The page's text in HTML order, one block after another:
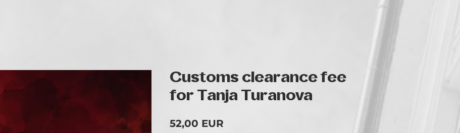
Customs clearance fee
for Tanja Turanova
52,00 EUR